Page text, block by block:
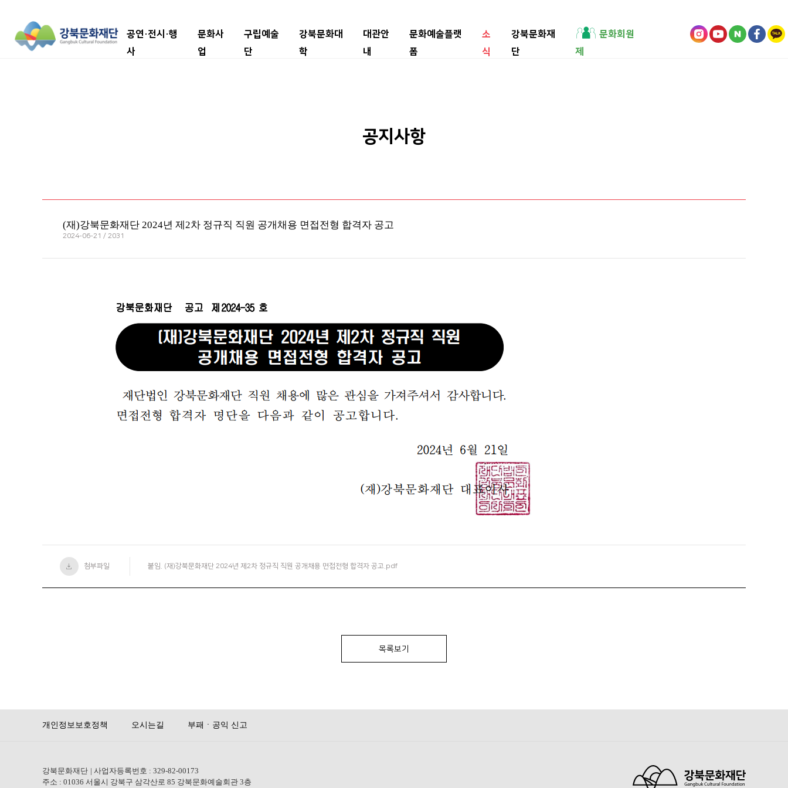
공연·전시·행
사
문화사
업
구립예술
단
강북문화대
학
대관안
내
문화예술플랫
폼
소
식
강북문화재
단
문화회원
제
공지사항
(재)강북문화재단 2024년 제2차 정규직 직원 공개채용 면접전형 합격자 공고
2024-06-21 / 2031
첨부파일 붙임. (재)강북문화재단 2024년 제2차 정규직 직원 공개채용 면접전형 합격자 공고.pdf
목록보기
개인정보보호정책 오시는길 부패ㆍ공익 신고
강북문화재단 | 사업자등록번호 : 329-82-00173
주소 : 01036 서울시 강북구 삼각산로 85 강북문화예술회관 3층